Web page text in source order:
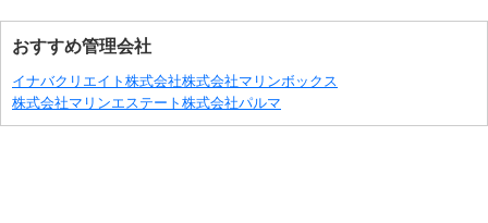
おすすめ管理会社
イナバクリエイト株式会社株式会社マリンボックス
株式会社マリンエステート 株式会社パルマ